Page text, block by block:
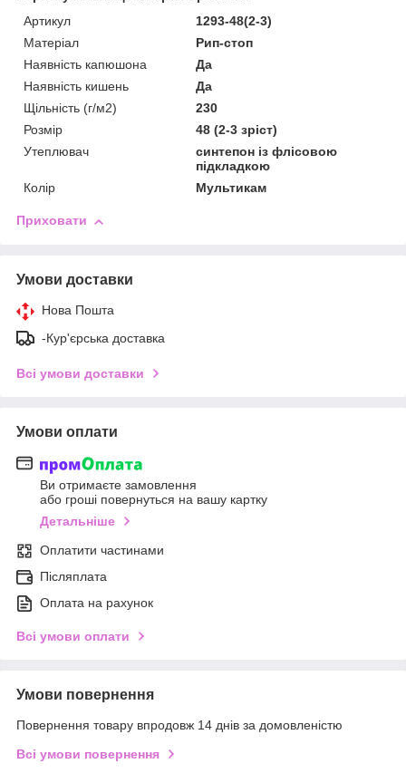
Артикул
1293-48(2-3)
Матеріал
Рип-стоп
Наявність капюшона
Да
Наявність кишень
Да
Щільність (г/м2)
230
Розмір
48 (2-3 зріст)
Утеплювач
синтепон із флісовою
підкладкою
Колір
Мультикам
Приховати
Умови доставки
Нова Пошта
-Кур'єрська доставка
Всі умови доставки
Умови оплати
Ви отримаєте замовлення
або гроші повернуться на вашу картку
Детальніше
Оплатити частинами
Післяплата
Оплата на рахунок
Всі умови оплати
Умови повернення
Повернення товару впродовж 14 днів за домовленістю
Всі умови повернення